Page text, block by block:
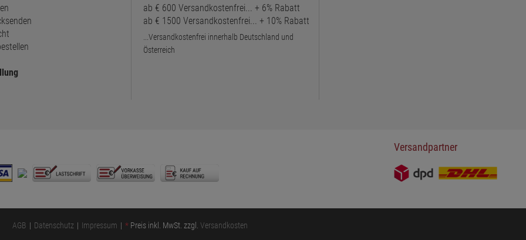
ab € 600 Versandkostenfrei... + 6% Rabatt
ab € 1500 Versandkostenfrei... + 10% Rabatt
...Versandkostenfrei innerhalb Deutschland und
Österreich
Versandpartner
AGB Datenschutz Impressum * Preis inkl. MwSt. zzgl. Versandkosten